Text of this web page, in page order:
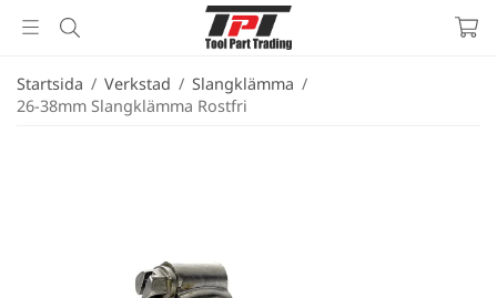
Startsida / Verkstad / Slangklämma /
26-38mm Slangklämma Rostfri